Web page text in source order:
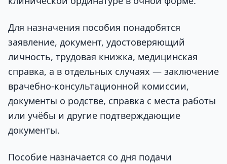
Для назначения пособия понадобятся
заявление, документ, удостоверяющий
личность, трудовая книжка, медицинская
справка, а в отдельных случаях — заключение
врачебно-консультационной комиссии,
документы о родстве, справка с места работы
или учёбы и другие подтверждающие
документы.
Пособие назначается со дня подачи